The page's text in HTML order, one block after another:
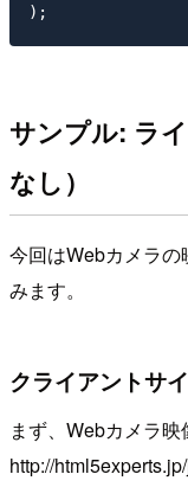
サンプル: ラ
なし）
今回はWebカメラ
みます。
クライアントサ
まず、Webカメラ
http://